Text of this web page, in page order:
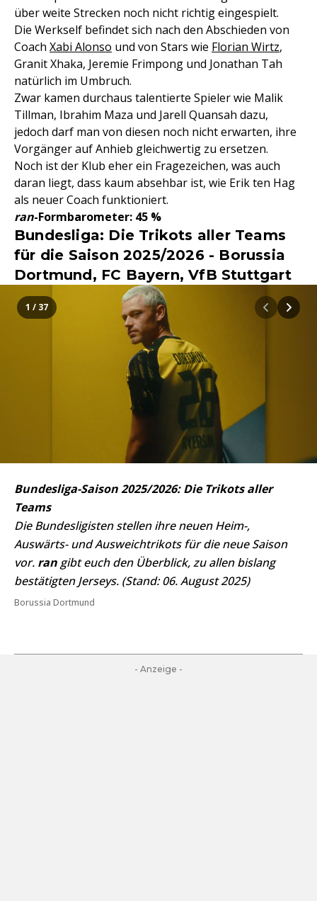
über weite Strecken noch nicht richtig eingespielt.
Die Werkself befindet sich nach den Abschieden von
Coach Xabi Alonso und von Stars wie Florian Wirtz,
Granit Xhaka, Jeremie Frimpong und Jonathan Tah
natürlich im Umbruch.
Zwar kamen durchaus talentierte Spieler wie Malik
Tillman, Ibrahim Maza und Jarell Quansah dazu,
jedoch darf man von diesen noch nicht erwarten, ihre
Vorgänger auf Anhieb gleichwertig zu ersetzen.
Noch ist der Klub eher ein Fragezeichen, was auch
daran liegt, dass kaum absehbar ist, wie Erik ten Hag
als neuer Coach funktioniert.
ran-Formbarometer: 45 %
Bundesliga: Die Trikots aller Teams
für die Saison 2025/2026 - Borussia
Dortmund, FC Bayern, VfB Stuttgart
Bundesliga-Saison 2025/2026: Die Trikots aller
Teams
Die Bundesligisten stellen ihre neuen Heim-,
Auswärts- und Ausweichtrikots für die neue Saison
vor. ran gibt euch den Überblick, zu allen bislang
bestätigten Jerseys. (Stand: 06. August 2025)
Borussia Dortmund
1 / 37
- Anzeige -